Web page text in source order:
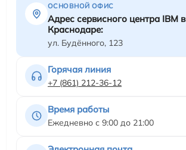
ОСНОВНОЙ ОФИС
Адрес сервисного центра IBM в
Краснодаре:
ул. Будённого, 123
Горячая линия
+7 (861) 212-36-12
Время работы
Ежедневно с 9:00 до 21:00